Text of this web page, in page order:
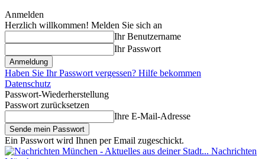
Anmelden
Herzlich willkommen! Melden Sie sich an
Ihr Benutzername
Ihr Passwort
Haben Sie Ihr Passwort vergessen? Hilfe bekommen
Datenschutz
Passwort-Wiederherstellung
Passwort zurücksetzen
Ihre E-Mail-Adresse
Ein Passwort wird Ihnen per Email zugeschickt.
Nachrichten